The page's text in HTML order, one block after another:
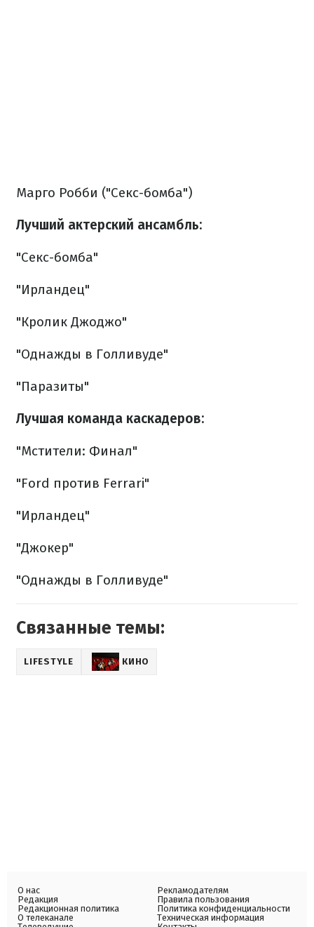
Марго Робби ("Секс-бомба")
Лучший актерский ансамбль:
"Секс-бомба"
"Ирландец"
"Кролик Джоджо"
"Однажды в Голливуде"
"Паразиты"
Лучшая команда каскадеров:
"Мстители: Финал"
"Ford против Ferrari"
"Ирландец"
"Джокер"
"Однажды в Голливуде"
Связанные темы:
LIFESTYLE КИНО
О нас
Редакция
Редакционная политика
О телеканале
Рекламодателям
Правила пользования
Политика конфиденциальности
Техническая информация